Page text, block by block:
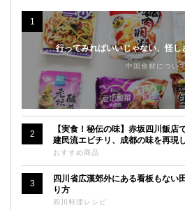
1
行ってみればいいじゃない、怪し
中国食材につい
2
【実食！秘伝の味】赤坂四川飯店
建民流エビチリ、成都の味を再現
おすすめ商品
3
四川省広漢郊外にある看板もない
り方
四川料理レシピ